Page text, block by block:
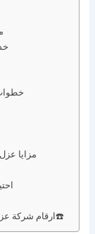
ارقام شركة عزل خزانات ايبوكسي حي الياسمين 0571520618☎️